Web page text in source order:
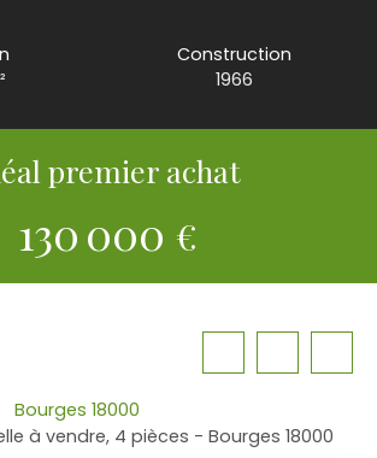
Construction
1966
premier achat
130 000 €
Bourges 18000
à vendre, 4 pièces - Bourges 18000